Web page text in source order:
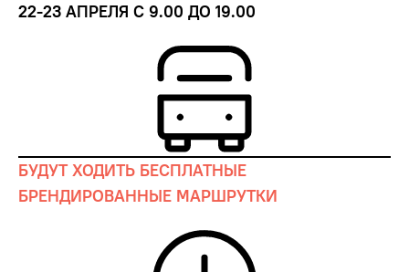
22-23 АПРЕЛЯ С 9.00 ДО 19.00
БУДУТ ХОДИТЬ БЕСПЛАТНЫЕ
БРЕНДИРОВАННЫЕ МАРШРУТКИ